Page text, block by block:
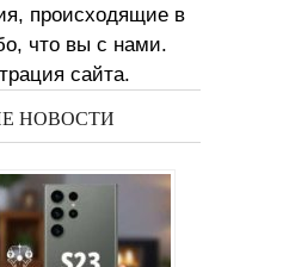
происходящие в
что вы с нами.
сайта.
НОВОСТИ